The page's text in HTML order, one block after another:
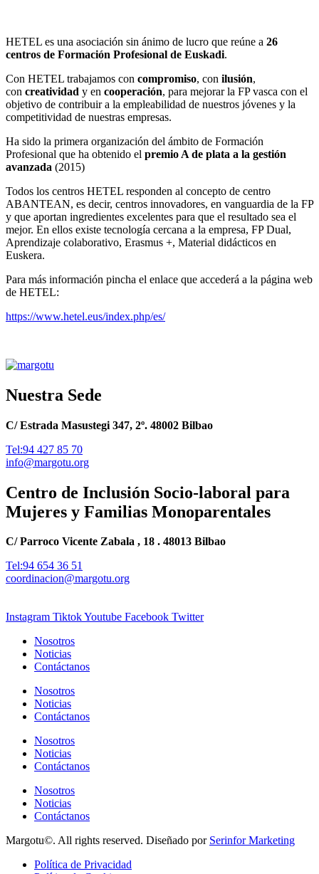
HETEL es una asociación sin ánimo de lucro que reúne a 26
centros de Formación Profesional de Euskadi.
Con HETEL trabajamos con compromiso, con ilusión,
con creatividad y en cooperación, para mejorar la FP vasca con el
objetivo de contribuir a la empleabilidad de nuestros jóvenes y la
competitividad de nuestras empresas.
Ha sido la primera organización del ámbito de Formación
Profesional que ha obtenido el premio A de plata a la gestión
avanzada (2015)
Todos los centros HETEL responden al concepto de centro
ABANTEAN, es decir, centros innovadores, en vanguardia de la FP
y que aportan ingredientes excelentes para que el resultado sea el
mejor. En ellos existe tecnología cercana a la empresa, FP Dual,
Aprendizaje colaborativo, Erasmus +, Material didácticos en
Euskera.
Para más información pincha el enlace que accederá a la página web
de HETEL:
https://www.hetel.eus/index.php/es/
Nuestra Sede
C/ Estrada Masustegi 347, 2º. 48002 Bilbao
Tel:94 427 85 70
info@margotu.org
Centro de Inclusión Socio-laboral para
Mujeres y Familias Monoparentales
C/ Parroco Vicente Zabala , 18 . 48013 Bilbao
Tel:94 654 36 51
coordinacion@margotu.org
Instagram TiktokYoutube Facebook Twitter
Nosotros
Noticias
Contáctanos
Nosotros
Noticias
Contáctanos
Nosotros
Noticias
Contáctanos
Nosotros
Noticias
Contáctanos
Margotu©. All rights reserved. Diseñado por Serinfor Marketing
Política de Privacidad